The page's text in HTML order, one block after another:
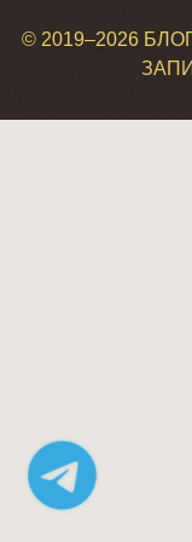
© 2019–2026